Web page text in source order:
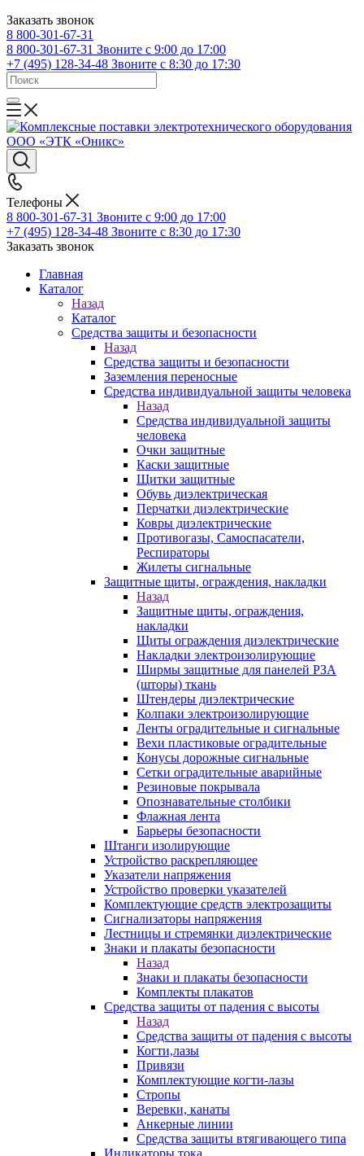
Заказать звонок
8 800-301-67-31
8 800-301-67-31 Звоните с 9:00 до 17:00
+7 (495) 128-34-48 Звоните с 8:30 до 17:30
Телефоны
8 800-301-67-31 Звоните с 9:00 до 17:00
+7 (495) 128-34-48 Звоните с 8:30 до 17:30
Заказать звонок
Главная
Каталог
Назад
Каталог
Средства защиты и безопасности
Назад
Средства защиты и безопасности
Заземления переносные
Средства индивидуальной защиты человека
Назад
Средства индивидуальной защиты
человека
Очки защитные
Каски защитные
Щитки защитные
Обувь диэлектрическая
Перчатки диэлектрические
Ковры диэлектрические
Противогазы, Самоспасатели,
Респираторы
Жилеты сигнальные
Защитные щиты, ограждения, накладки
Назад
Защитные щиты, ограждения,
накладки
Щиты ограждения диэлектрические
Накладки электроизолирующие
Ширмы защитные для панелей РЗА
(шторы) ткань
Штендеры диэлектрические
Колпаки электроизолирующие
Ленты оградительные и сигнальные
Вехи пластиковые оградительные
Конусы дорожные сигнальные
Сетки оградительные аварийные
Резиновые покрывала
Опознавательные столбики
Флажная лента
Барьеры безопасности
Штанги изолирующие
Устройство раскрепляющее
Указатели напряжения
Устройство проверки указателей
Комплектующие средств электрозащиты
Сигнализаторы напряжения
Лестницы и стремянки диэлектрические
Знаки и плакаты безопасности
Назад
Знаки и плакаты безопасности
Комплекты плакатов
Средства защиты от падения с высоты
Назад
Средства защиты от падения с высоты
Когти,лазы
Привязи
Комплектующие когти-лазы
Стропы
Веревки, канаты
Анкерные линии
Средства защиты втягивающего типа
Индикаторы тока